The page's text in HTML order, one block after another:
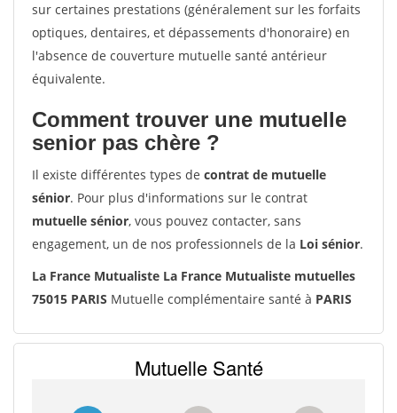
sur certaines prestations (généralement sur les forfaits
optiques, dentaires, et dépassements d'honoraire) en
l'absence de couverture mutuelle santé antérieur
équivalente.
Comment trouver une mutuelle
senior pas chère ?
Il existe différentes types de contrat de mutuelle
sénior. Pour plus d'informations sur le contrat
mutuelle sénior, vous pouvez contacter, sans
engagement, un de nos professionnels de la Loi sénior.
La France Mutualiste La France Mutualiste mutuelles
75015 PARIS Mutuelle complémentaire santé à PARIS